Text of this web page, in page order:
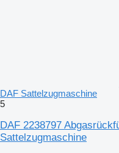
DAF Sattelzugmaschine
5
DAF 2238797
Sattelzugmaschine